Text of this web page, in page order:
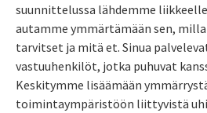
suunnittelussa lähdemme
autamme ymmärtämään sen,
tarvitset ja mitä et. Sinua
vastuuhenkilöt, jotka puhuvat
Keskitymme lisäämään
toimintaympäristöön liittyvistä